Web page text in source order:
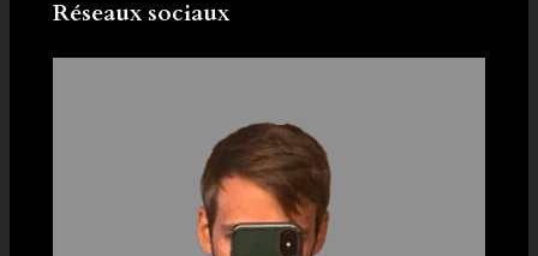
Réseaux sociaux